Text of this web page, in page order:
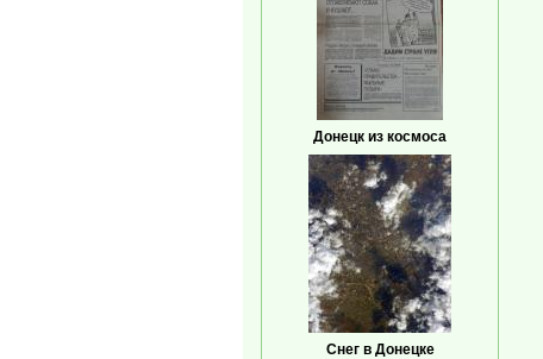
Донецк из космоса
Снег в Донецке